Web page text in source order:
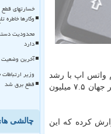
واتس اپ با رشد
در سرتاسر جهان ۷.۵ میلیون
کرده که این
خسارتهای
وکارها خاطره
محدودیت
دارد
آخرین وضعیت
وزیر
قطع برق شد
چالشی